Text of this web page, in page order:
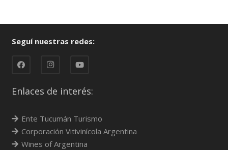
Seguí nuestras redes:
Enlaces de interés:
Ente Tucumán Turismo
Corporación Vitivinícola Argentina
Wines of Argentina